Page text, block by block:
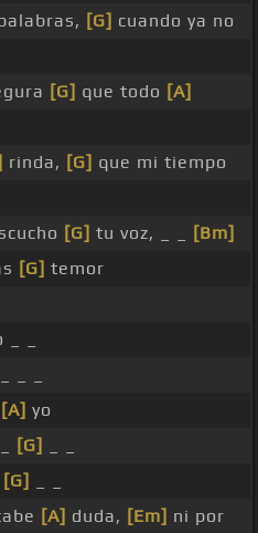
[G] cuando ya no
[G] que todo [A]
rinda, [G] que mi tiempo
[G] tu voz, _ _
[Bm]
[G] temor
_ _
_ _
[A] yo
[G]
[G]
[A] duda, [Em] ni por